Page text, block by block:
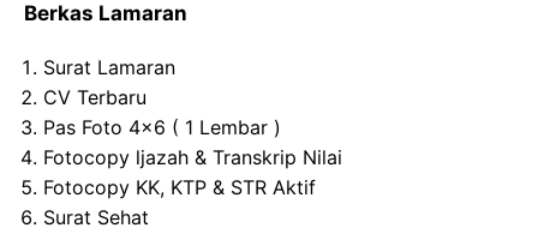
Berkas Lamaran
Surat Lamaran
CV Terbaru
Pas Foto 4×6 ( 1 Lembar )
Fotocopy ljazah & Transkrip Nilai
Fotocopy KK, KTP & STR Aktif
Surat Sehat